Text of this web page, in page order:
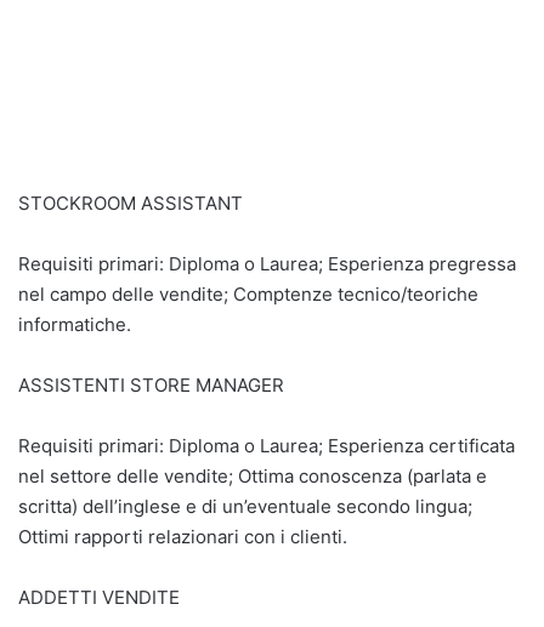
STOCKROOM ASSISTANT
Requisiti primari: Diploma o Laurea; Esperienza pregressa
nel campo delle vendite; Comptenze tecnico/teoriche
informatiche.
ASSISTENTI STORE MANAGER
Requisiti primari: Diploma o Laurea; Esperienza certificata
nel settore delle vendite; Ottima conoscenza (parlata e
scritta) dell’inglese e di un’eventuale secondo lingua;
Ottimi rapporti relazionari con i clienti.
ADDETTI VENDITE